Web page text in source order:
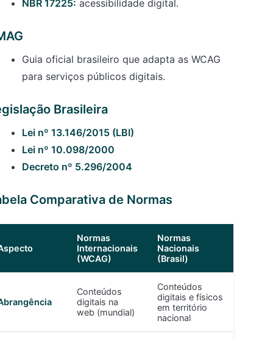
NBR 17225: acessibilidade digital.
Guia oficial brasileiro que adapta as WCAG
para serviços públicos digitais.
Brasileira
Lei nº 13.146/2015 (LBI)
Lei nº 10.098/2000
Decreto nº 5.296/2004
Comparativa de Normas
Normas
Internacionais
(WCAG)
Normas
Nacionais
(Brasil)
Conteúdos
digitais na
web (mundial)
Conteúdos
digitais e físicos
em território
nacional